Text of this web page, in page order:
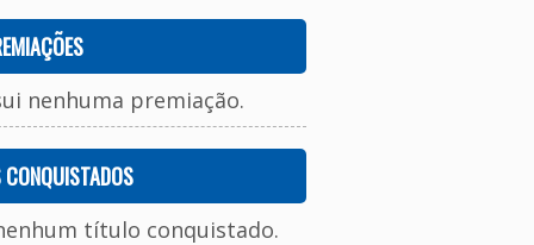
nenhuma premiação.
título conquistado.